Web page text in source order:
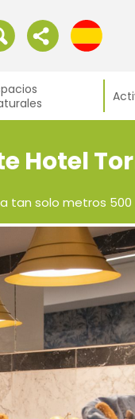
Hotel
tan solo metros